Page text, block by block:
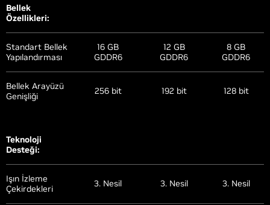
Bellek
Özellikleri:
Standart Bellek
Yapılandırması
16 GB
GDDR6
12 GB
GDDR6
8 GB
GDDR6
Bellek Arayüzü
Genişliği
256 bit 192 bit 128 bit
Teknoloji
Desteği:
Işın İzleme
Çekirdekleri
3. Nesil 3. Nesil 3. Nesil